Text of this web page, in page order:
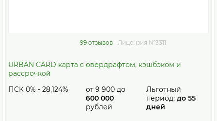
99 отзывов Лицензия №3311
URBAN CARD карта с овердрафтом, кэшбэком и
рассрочкой
ПСК 0% - 28,124%
от 9 900 до
600 000
рублей
Льготный
период: до 55
дней